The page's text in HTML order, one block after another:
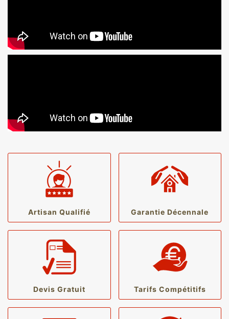
Artisan Qualifié Garantie Décennale
Devis Gratuit Tarifs Compétitifs